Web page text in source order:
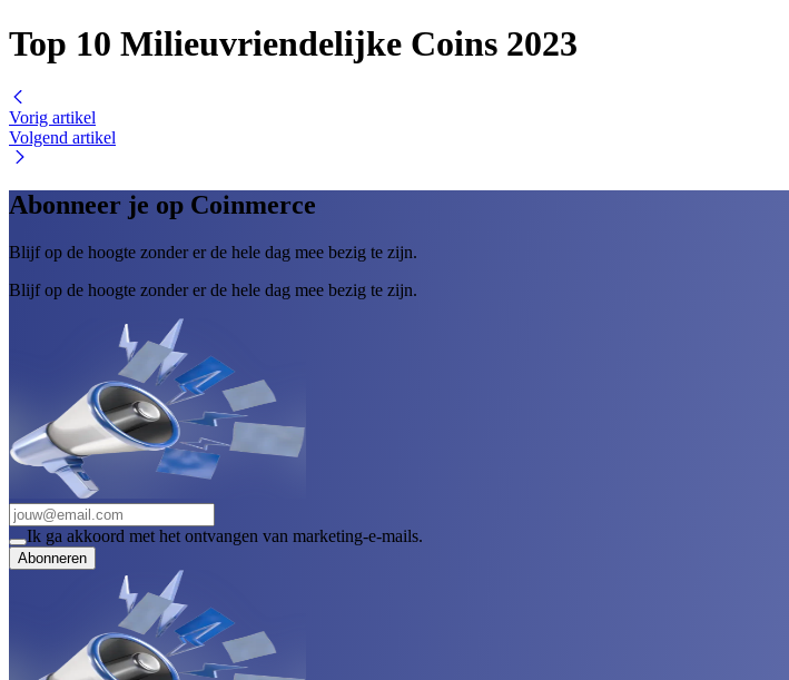
Top 10 Milieuvriendelijke Coins 2023
Vorig artikel
Volgend artikel
Abonneer je op Coinmerce
Blijf op de hoogte zonder er de hele dag mee bezig te zijn.
Blijf op de hoogte zonder er de hele dag mee bezig te zijn.
Ik ga akkoord met het ontvangen van marketing-e-mails.
Abonneren